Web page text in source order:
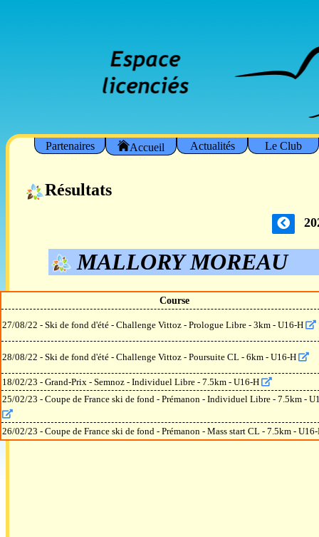
Partenaires Accueil Actualités Le Club
Résultats
MALLORY MOREAU
Course
27/08/22 - Ski de fond d'été - Challenge Vittoz - Prologue Libre - 3km - U16-H
28/08/22 - Ski de fond d'été - Challenge Vittoz - Poursuite CL - 6km - U16-H
18/02/23 - Grand-Prix - Semnoz - Individuel Libre - 7.5km - U16-H
25/02/23 - Coupe de France ski de fond - Prémanon - Individuel Libre - 7.5km -
26/02/23 - Coupe de France ski de fond - Prémanon - Mass start CL - 7.5km -